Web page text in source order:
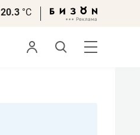
20.3 °С